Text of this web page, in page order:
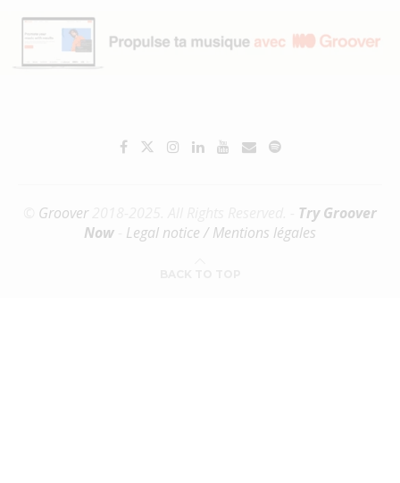
Groover2018-2025. All Rights Reserved. - Try Groover
Now
Legal notice / Mentions légales